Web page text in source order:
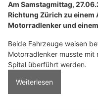
Am Samstagmittag,
Richtung Zürich zu
Motorradlenker und
Beide Fahrzeuge weisen
Motorradlenker musste mit
Spital überführt werden.
Weiterlesen